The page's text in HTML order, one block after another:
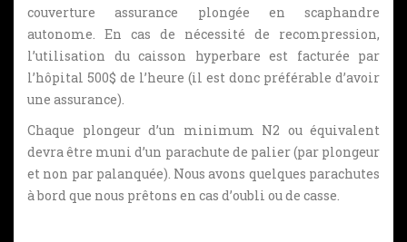
couverture assurance plongée en scaphandre
autonome. En cas de nécessité de recompression,
l’utilisation du caisson hyperbare est facturée par
l’hôpital 500$ de l’heure (il est donc préférable d’avoir
une assurance).
Chaque plongeur d’un minimum N2 ou équivalent
devra être muni d’un parachute de palier (par plongeur
et non par palanquée). Nous avons quelques parachutes
à bord que nous prêtons en cas d’oubli ou de casse.